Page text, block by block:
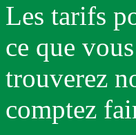
Les tarifs
ce que
trouverez
comptez